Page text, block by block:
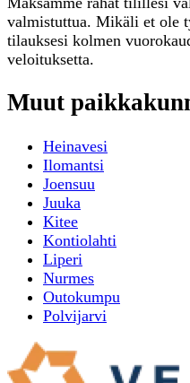
valmistuttua. Mikäli et ole
tilauksesi kolmen
veloituksetta.
Muut
Heinavesi
Ilomantsi
Joensuu
Juuka
Kitee
Kontiolahti
Liperi
Nurmes
Outokumpu
Polvijarvi